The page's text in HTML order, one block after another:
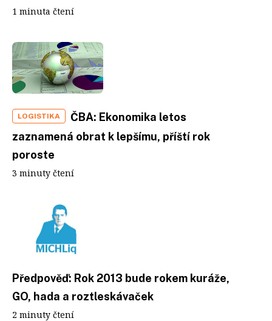
1 minuta čtení
LOGISTIKA
ČBA: Ekonomika letos
zaznamená obrat k lepšímu, příští rok
poroste
3 minuty čtení
Předpověď: Rok 2013 bude rokem kuráže,
GO, hada a roztleskávaček
2 minuty čtení